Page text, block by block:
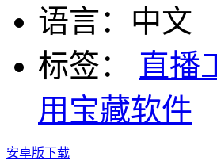
语言： 中文
标签：
直播
用宝藏软件
安卓版下载